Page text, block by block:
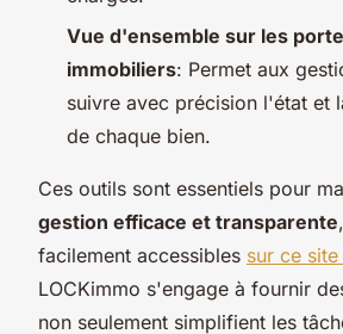
Vue d'ensemble sur les
immobiliers: Permet aux
suivre avec précision l'état et
de chaque bien.
Ces outils sont essentiels pour
gestion efficace et transparente
facilement accessibles sur ce
LOCKimmo s'engage à fournir
non seulement simplifient les